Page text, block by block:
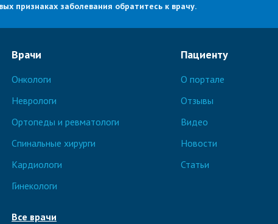
признаках заболевания обратитесь к врачу.
Врачи
Онкологи
Неврологи
Ортопеды и ревматологи
Спинальные хирурги
Кардиологи
Гинекологи
Все врачи
Пациенту
О портале
Отзывы
Видео
Новости
Статьи